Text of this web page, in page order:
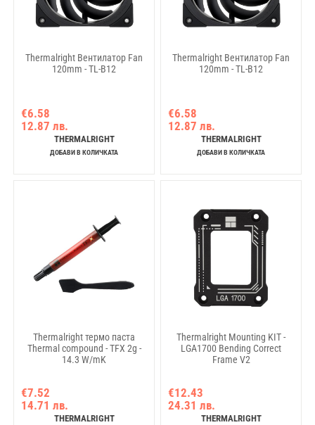
Thermalright Вентилатор Fan
120mm - TL-B12
€6.58
12.87 лв.
THERMALRIGHT
ДОБАВИ В КОЛИЧКАТА
Thermalright Вентилатор Fan
120mm - TL-B12
€6.58
12.87 лв.
THERMALRIGHT
ДОБАВИ В КОЛИЧКАТА
Thermalright термо паста
Thermal compound - TFX 2g -
14.3 W/mK
€7.52
14.71 лв.
THERMALRIGHT
Thermalright Mounting KIT -
LGA1700 Bending Correct
Frame V2
€12.43
24.31 лв.
THERMALRIGHT